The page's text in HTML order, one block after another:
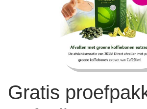
Gratis